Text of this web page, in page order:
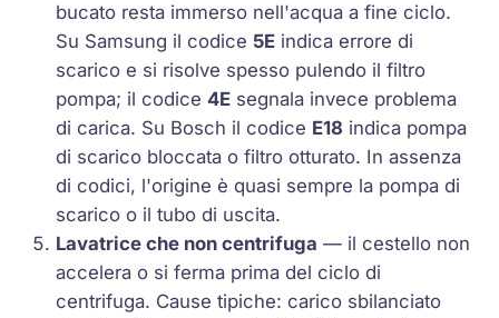
bucato resta immerso nell'acqua a fine ciclo.
Su Samsung il codice 5E indica errore di
scarico e si risolve spesso pulendo il filtro
pompa; il codice4E segnala invece problema
di carica. Su Bosch il codice E18 indica pompa
di scarico bloccata o filtro otturato. In assenza
di codici, l'origine è quasi sempre la pompa di
scarico o il tubo di uscita.
Lavatrice che non centrifuga — il cestello non
accelera o si ferma prima del ciclo di
centrifuga. Cause tipiche: carico sbilanciato